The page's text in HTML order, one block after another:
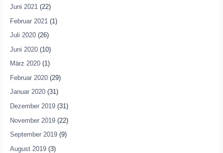
Juni 2021(22)
Februar 2021 (1)
Juli 2020(26)
Juni 2020(10)
März 2020(1)
Februar 2020(29)
Januar 2020(31)
Dezember 2019(31)
November 2019(22)
September 2019(9)
August 2019(3)